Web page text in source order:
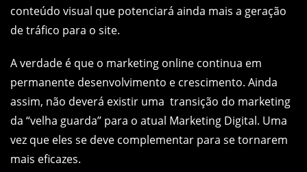
conteúdo visual que potenciará ainda mais a geração
de tráfico para o site.
A verdade é que o marketing online continua em
permanente desenvolvimento e crescimento. Ainda
assim, não deverá existir uma transição do marketing
da “velha guarda” para o atual Marketing Digital. Uma
vez que eles se deve complementar para se tornarem
mais eficazes.